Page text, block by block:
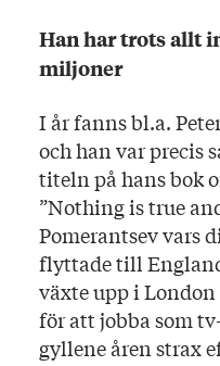
Han har trots allt
miljoner
I år fanns bl.a.
och han var precis
titeln på hans bok
”Nothing is true
Pomerantsev vars
flyttade till
växte upp i
för att jobba som
gyllene åren strax